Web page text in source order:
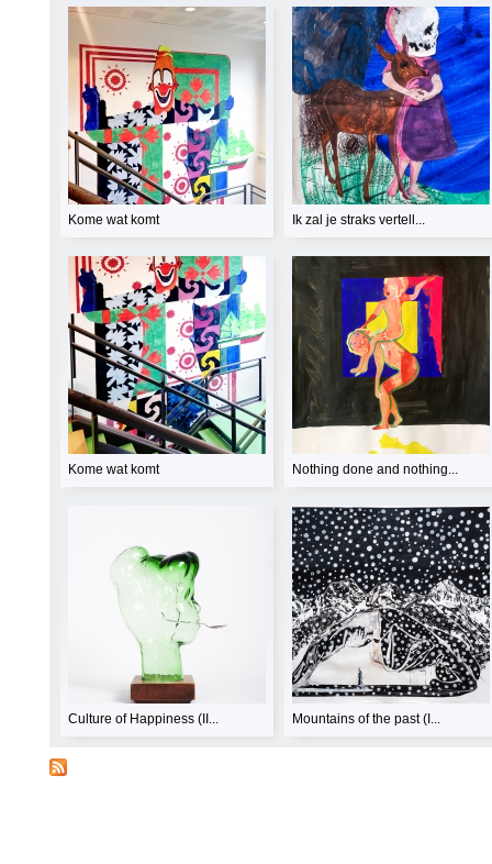
Kome wat komt Ik zal je straks vertell...
Kome wat komt Nothing done and nothing...
Culture of Happiness (II... Mountains of the past (I...